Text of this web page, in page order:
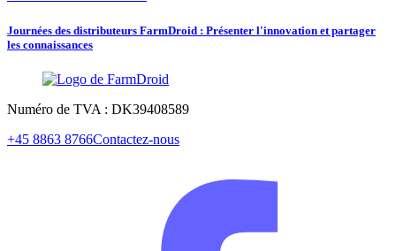
Journées des distributeurs FarmDroid : Présenter l'innovation et partager
les connaissances
Numéro de TVA : DK39408589
+45 8863 8766Contactez-nous